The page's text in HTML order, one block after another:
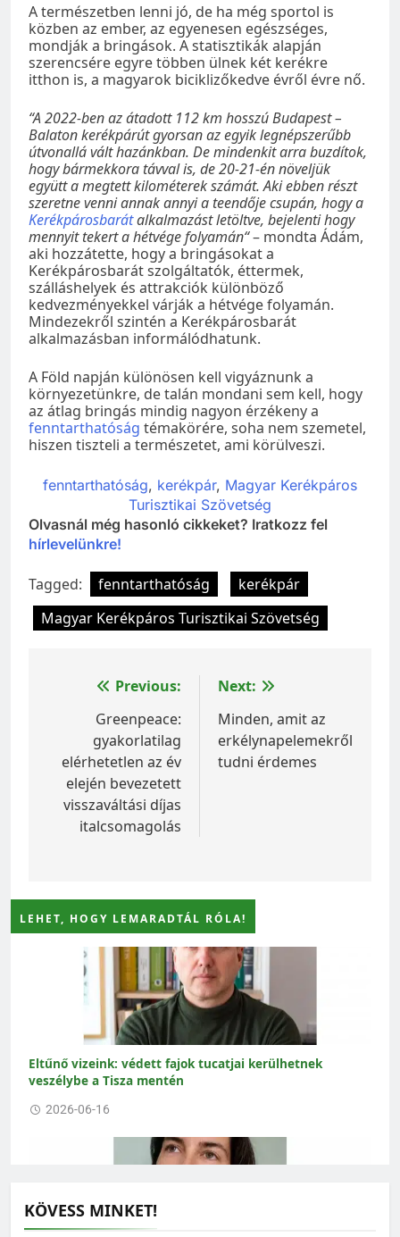
A természetben lenni jó, de ha még sportol is
közben az ember, az egyenesen egészséges,
mondják a bringások. A statisztikák alapján
szerencsére egyre többen ülnek két kerékre
itthon is, a magyarok biciklizőkedve évről évre nő.
“A 2022-ben az átadott 112 km hosszú Budapest –
Balaton kerékpárút gyorsan az egyik legnépszerűbb
útvonallá vált hazánkban. De mindenkit arra buzdítok,
hogy bármekkora távval is, de 20-21-én növeljük
együtt a megtett kilométerek számát. Aki ebben részt
szeretne venni annak annyi a teendője csupán, hogy a
Kerékpárosbarátalkalmazást letöltve, bejelenti hogy
mennyit tekert a hétvége folyamán“– mondta Ádám,
aki hozzátette, hogy a bringásokat a
Kerékpárosbarát szolgáltatók, éttermek,
szálláshelyek és attrakciók különböző
kedvezményekkel várják a hétvége folyamán.
Mindezekről szintén a Kerékpárosbarát
alkalmazásban informálódhatunk.
A Föld napján különösen kell vigyáznunk a
környezetünkre, de talán mondani sem kell, hogy
az átlag bringás mindig nagyon érzékeny a
fenntarthatóság témakörére, soha nem szemetel,
hiszen tiszteli a természetet, ami körülveszi.
fenntarthatóság, kerékpár, Magyar Kerékpáros
Turisztikai Szövetség
Olvasnál még hasonló cikkeket? Iratkozz fel
hírlevelünkre!
Tagged: fenntarthatóság
kerékpár
Magyar Kerékpáros Turisztikai Szövetség
Bejegyzés
navigáció
Previous:
Greenpeace:
gyakorlatilag
elérhetetlen az év
elején bevezetett
visszaváltási díjas
italcsomagolás
Next:
Minden, amit az
erkélynapelemekről
tudni érdemes
LEHET, HOGY LEMARADTÁL RÓLA!
Eltűnő vizeink: védett fajok tucatjai kerülhetnek
veszélybe a Tisza mentén
2026-06-16
KÖVESS MINKET!